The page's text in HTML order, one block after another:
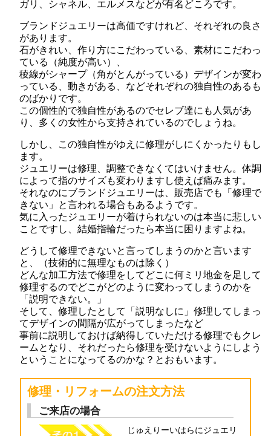
ガリ、シャネル、エルメスなどが有名どころです。
ブランドジュエリーは高価ですけれど、それぞれの良さ
があります。
石がきれい、作り方にこだわっている、素材にこだわっ
ている（純度が高い）、
稜線がシャープ（角がとんがっている）デザインが変わ
っている、動きがある、などそれぞれの独自性のあるも
のばかりです。
この個性的で独自性があるのでセレブ達にも人気があ
り、多くの女性から支持されているのでしょうね。
しかし、この独自性がゆえに修理がしにくかったりもし
ます。
ジュエリーは修理、調整できなくてはいけません。体調
によって指のサイズも変わりますし使えば痛みます。
それなのにブランドジュエリーは、販売店でも「修理で
きない」と言われる場合もあるようです。
気に入ったジュエリーが着けられないのは本当に悲しい
ことですし、結婚指輪だったら本当に困りますよね。
どうして修理できないと言ってしまうのかと言います
と、（技術的に無理なものは除く）
どんな加工方法で修理をしてどこに何ミリ地金を足して
修理するのでどこがどのように変わってしまうのかを
「説明できない。」
そして、修理したとして「説明なしに」修理してしまっ
てデザインの間隔が広がってしまったなど
事前に説明しておけば納得していただける修理でもクレ
ームとなり、それだったら修理を受けないようにしよう
ということになってるのかな？とおもいます。
修理・リフォームの注文方法
ご来店の場合
じゅえりーいはらにジュエリ